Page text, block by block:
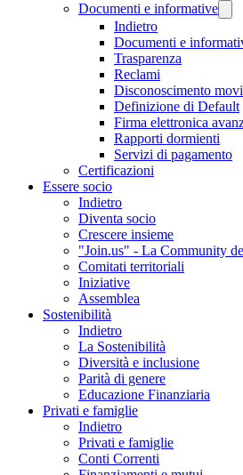
Documenti e informative
Indietro
Documenti e
Trasparenza
Reclami
Disconoscimento
Definizione di Default
Firma elettronica
Rapporti dormienti
Servizi di pagamento
Certificazioni
Essere socio
Indietro
Diventa socio
Crescere insieme
"Join.us" - La Community
Comitati territoriali
Iniziative
Assemblea
Sostenibilità
Indietro
La Sostenibilità
Diversità e inclusione
Parità di genere
Educazione Finanziaria
Privati e famiglie
Indietro
Privati e famiglie
Conti Correnti